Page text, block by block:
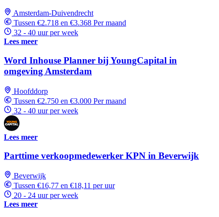
Amsterdam-Duivendrecht
Tussen €2.718 en €3.368 Per maand
32 - 40 uur per week
Lees meer
Word Inhouse Planner bij YoungCapital in
omgeving Amsterdam
Hoofddorp
Tussen €2.750 en €3.000 Per maand
32 - 40 uur per week
Lees meer
Parttime verkoopmedewerker KPN in Beverwijk
Beverwijk
Tussen €16,77 en €18,11 per uur
20 - 24 uur per week
Lees meer